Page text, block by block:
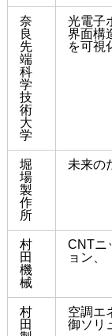
奈
良
先
端
科
学
技
術
大
学
光電子
界面構
を可視
堀
場
製
作
所
未来の
村
田
機
械
CNTニ
ョン、
村
田
空調エ
御ソリ